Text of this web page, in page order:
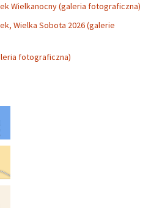
Wielkanocny (galeria fotograficzna)
Wielka Sobota 2026 (galerie
fotograficzna)